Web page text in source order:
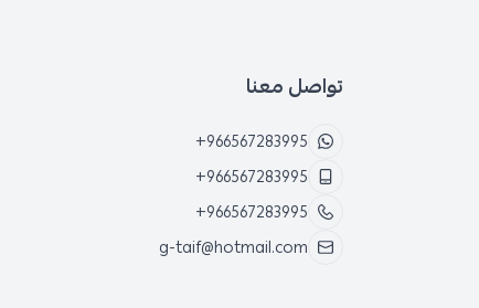
تواصل معنا
+966567283995
+966567283995
+966567283995
g-taif@hotmail.com